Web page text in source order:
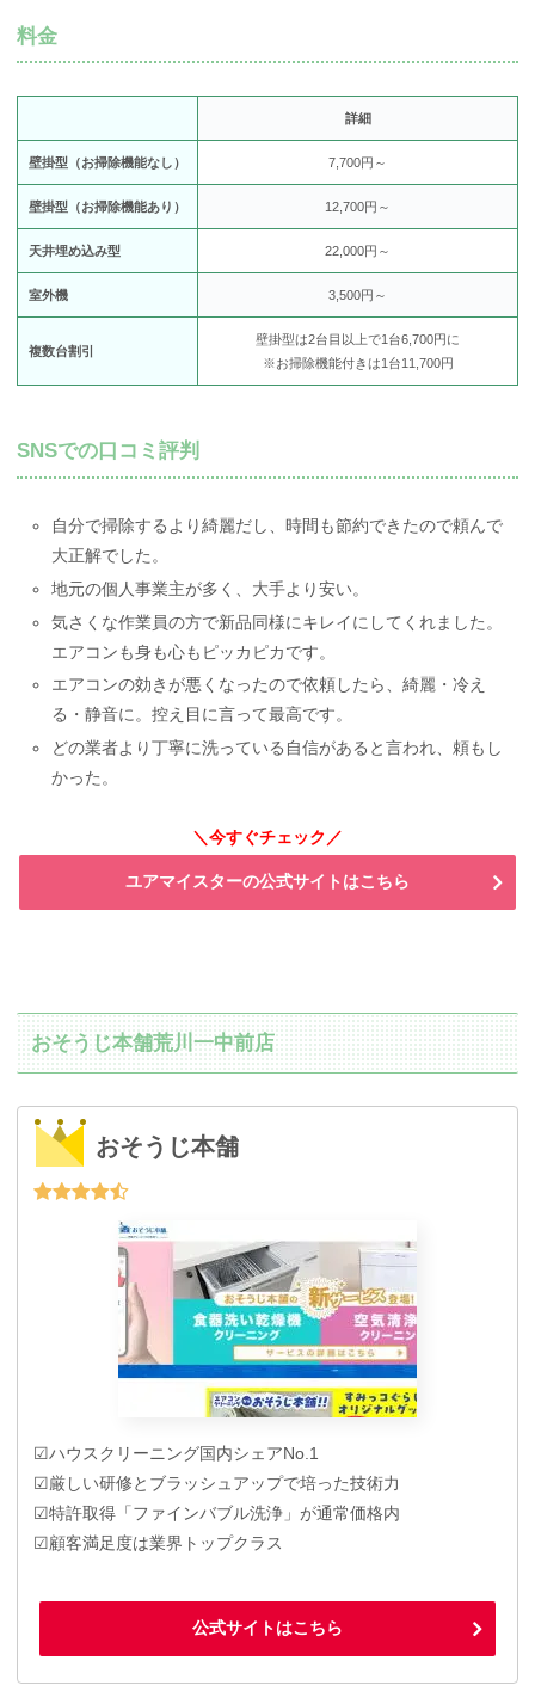
料金
詳細
壁掛型（お掃除機能なし） 7,700円～
壁掛型（お掃除機能あり） 12,700円～
天井埋め込み型 22,000円～
室外機 3,500円～
複数台割引
壁掛型は2台目以上で1台6,700円に
※お掃除機能付きは1台11,700円
SNSでの口コミ評判
自分で掃除するより綺麗だし、時間も節約できたので頼んで
大正解でした。
地元の個人事業主が多く、大手より安い。
気さくな作業員の方で新品同様にキレイにしてくれました。
エアコンも身も心もピッカピカです。
エアコンの効きが悪くなったので依頼したら、綺麗・冷え
る・静音に。控え目に言って最高です。
どの業者より丁寧に洗っている自信があると言われ、頼もし
かった。
＼今すぐチェック／
ユアマイスターの公式サイトはこちら
おそうじ本舗荒川一中前店
おそうじ本舗
☑ハウスクリーニング国内シェアNo.1
☑厳しい研修とブラッシュアップで培った技術力
☑特許取得「ファインバブル洗浄」が通常価格内
☑顧客満足度は業界トップクラス
公式サイトはこちら